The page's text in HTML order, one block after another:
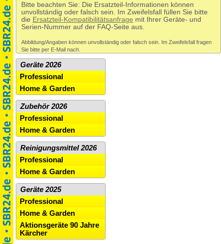
Bitte beachten Sie: Die Ersatzteil-Informationen können
unvollständig oder falsch sein. Im Zweifelsfall füllen Sie bitte
die Ersatzteil-Kompatibilitätsanfrage mit Ihrer Geräte- und
Serien-Nummer auf der FAQ-Seite aus.
Abbildung/Angaben können unvollständig oder falsch sein. Im Zweifelsfall fragen
Sie bitte per E-Mail nach.
Geräte 2026
Professional
Home & Garden
Zubehör 2026
Professional
Home & Garden
Reinigungsmittel 2026
Professional
Home & Garden
Geräte 2025
Professional
Home & Garden
Aktionsgeräte 90 Jahre
Kärcher